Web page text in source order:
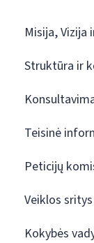
Misija, Vizija
Struktūra ir
Teisinė
Peticijų
Veiklos sritys
Kokybės